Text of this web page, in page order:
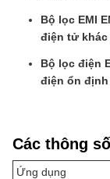
Bộ lọc EMI
điện tử khác
Bộ lọc điện
điện ổn định
Các thông
Ứng dụng